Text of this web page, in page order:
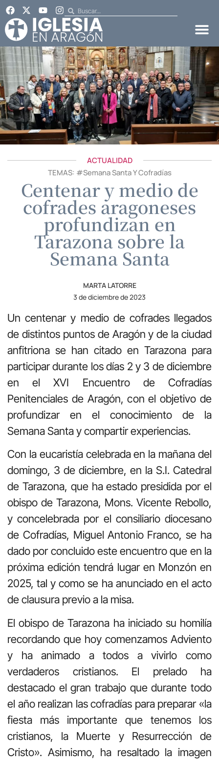
ACTUALIDAD
TEMAS: #Semana Santa Y Cofradías
Centenar y medio de
cofrades aragoneses
profundizan en
Tarazona sobre la
Semana Santa
MARTA LATORRE
3 de diciembre de 2023
Un centenar y medio de cofrades llegados
de distintos puntos de Aragón y de la ciudad
anfitriona se han citado en Tarazona para
participar durante los días 2 y 3 de diciembre
en el XVI Encuentro de Cofradías
Penitenciales de Aragón, con el objetivo de
profundizar en el conocimiento de la
Semana Santa y compartir experiencias.
Con la eucaristía celebrada en la mañana del
domingo, 3 de diciembre, en la S.I. Catedral
de Tarazona, que ha estado presidida por el
obispo de Tarazona, Mons. Vicente Rebollo,
y concelebrada por el consiliario diocesano
de Cofradías, Miguel Antonio Franco, se ha
dado por concluido este encuentro que en la
próxima edición tendrá lugar en Monzón en
2025, tal y como se ha anunciado en el acto
de clausura previo a la misa.
El obispo de Tarazona ha iniciado su homilía
recordando que hoy comenzamos Adviento
y ha animado a todos a vivirlo como
verdaderos cristianos. El prelado ha
destacado el gran trabajo que durante todo
el año realizan las cofradías para preparar «la
fiesta más importante que tenemos los
cristianos, la Muerte y Resurrección de
Cristo». Asimismo, ha resaltado la imagen